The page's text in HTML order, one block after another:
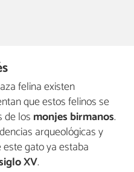
felina existen
que estos felinos se
de los monjes birmanos.
arqueológicas y
gato ya estaba
XV.